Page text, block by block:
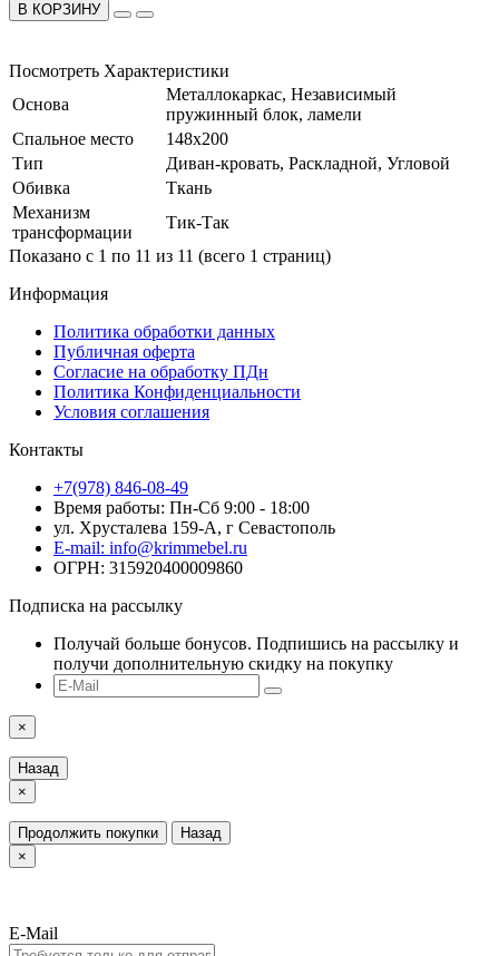
В КОРЗИНУ
Посмотреть Характеристики
Основа
Металлокаркас, Независимый
пружинный блок, ламели
Спальное место
148x200
Тип
Диван-кровать, Раскладной, Угловой
Обивка
Ткань
Механизм
трансформации
Тик-Так
Показано с 1 по 11 из 11 (всего 1 страниц)
Информация
Политика обработки данных
Публичная оферта
Согласие на обработку ПДн
Политика Конфиденциальности
Условия соглашения
Контакты
+7(978) 846-08-49
Время работы: Пн-Сб 9:00 - 18:00
ул. Хрусталева 159-А, г Севастополь
E-mail: info@krimmebel.ru
ОГРН: 315920400009860
Подписка на рассылку
Получай больше бонусов. Подпишись на рассылку и
получи дополнительную скидку на покупку
×
Назад
×
Продолжить покупки
Назад
×
E-Mail